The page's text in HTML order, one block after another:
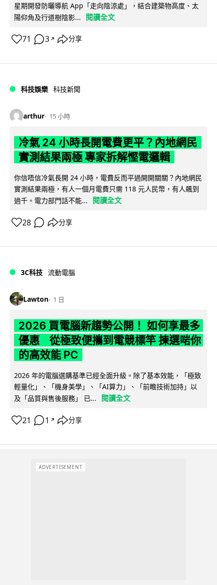
星期開發防曬導航 App「走向陰涼處」，結合建築物高度、太
陽仰角及行道樹陰影...
閱讀全文
71 3 ↗ 分享
科技娛樂 科技新聞
arthur 15 小時
冷氣 24 小時長開電費更平？內地網民
實測結果兩極 專家拆解慳電邏輯
你信唔信冷氣長開 24 小時，電費反而平過開開關關？內地網民
實測結果兩極，有人一個月電費只需 118 元人民幣，有人飆到
過千。電力部門話不能...
閱讀全文
28 分享
3C科技 流動電腦
Lawton 1 日
2026 買電腦新趨勢公開！ 如何享最多
優惠 從極致便攜到電競標竿 揀選啱你
的高效能 PC
2026 年的電腦選購基準已經全面升級。除了基本效能，「極致
輕量化」、「機身美學」、「AI算力」、「前瞻技術加持」以
及「品質與售後服務」 已...
閱讀全文
21 1 ↗ 分享
ADVERTISEMENT